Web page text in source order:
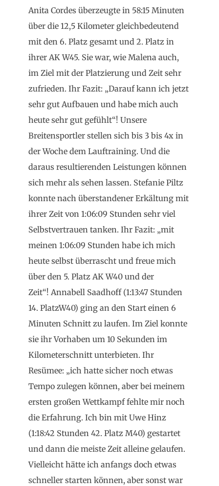
Anita Cordes überzeugte in 58:15 Minuten
über die 12,5 Kilometer gleichbedeutend
mit den 6. Platz gesamt und 2. Platz in
ihrer AK W45. Sie war, wie Malena auch,
im Ziel mit der Platzierung und Zeit sehr
zufrieden. Ihr Fazit: „Darauf kann ich jetzt
sehr gut Aufbauen und habe mich auch
heute sehr gut gefühlt“! Unsere
Breitensportler stellen sich bis 3 bis 4x in
der Woche dem Lauftraining. Und die
daraus resultierenden Leistungen können
sich mehr als sehen lassen. Stefanie Piltz
konnte nach überstandener Erkältung mit
ihrer Zeit von 1:06:09 Stunden sehr viel
Selbstvertrauen tanken. Ihr Fazit: „mit
meinen 1:06:09 Stunden habe ich mich
heute selbst überrascht und freue mich
über den 5. Platz AK W40 und der
Zeit“! Annabell Saadhoff (1:13:47 Stunden
14. PlatzW40) ging an den Start einen 6
Minuten Schnitt zu laufen. Im Ziel konnte
sie ihr Vorhaben um 10 Sekunden im
Kilometerschnitt unterbieten. Ihr
Resümee: „ich hatte sicher noch etwas
Tempo zulegen können, aber bei meinem
ersten großen Wettkampf fehlte mir noch
die Erfahrung. Ich bin mit Uwe Hinz
(1:18:42 Stunden 42. Platz M40) gestartet
und dann die meiste Zeit alleine gelaufen.
Vielleicht hätte ich anfangs doch etwas
schneller starten können, aber sonst war